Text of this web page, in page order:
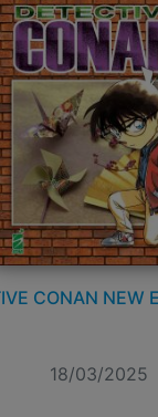
CONAN NEW
18/03/2025